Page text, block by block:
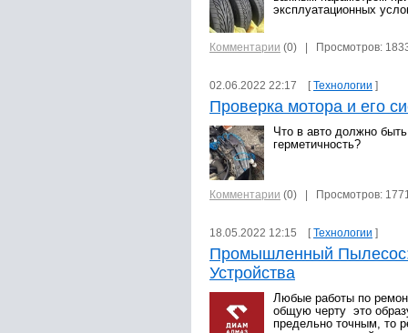
эксплуатационных
Комментарии (0) | Просмотров:
02.06.2022 22:17 [Технологии ]
Проверка мотора и его
Что в авто должно
герметичность?
Комментарии (0) | Просмотров:
18.05.2022 12:15 [Технологии ]
Промышленный
Устройства
Любые работы по
общую черту это
предельно точным, то